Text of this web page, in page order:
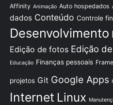
Affinity Animação Auto hospedados
dados Conteúdo Controle
Desenvolvimento
Edição de fotos Edição
Educação Finanças pessoais
projetos Git Google Apps
Internet Linux